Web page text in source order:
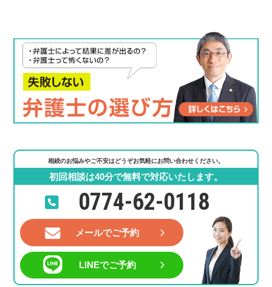
相続のお悩みやご不安はどうぞお気軽にお問い合わせください。
初回相談は40分で無料で対応いたします。
0774-62-0118
メールでご予約
LINEでご予約